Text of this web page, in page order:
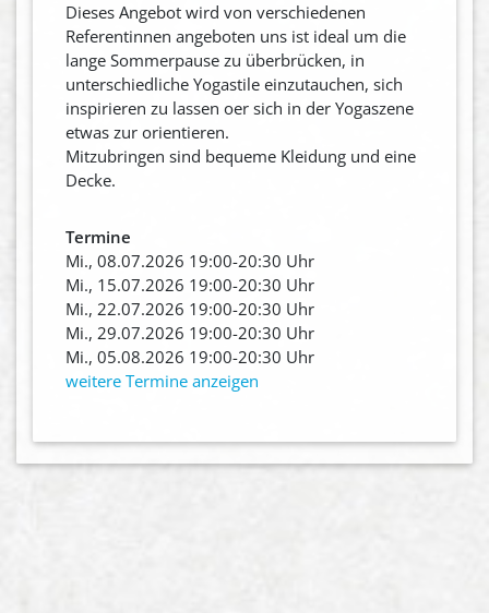
Dieses Angebot wird von verschiedenen
Referentinnen angeboten uns ist ideal um die
lange Sommerpause zu überbrücken, in
unterschiedliche Yogastile einzutauchen, sich
inspirieren zu lassen oer sich in der Yogaszene
etwas zur orientieren.
Mitzubringen sind bequeme Kleidung und eine
Decke.
Termine
Mi., 08.07.2026 19:00-20:30 Uhr
Mi., 15.07.2026 19:00-20:30 Uhr
Mi., 22.07.2026 19:00-20:30 Uhr
Mi., 29.07.2026 19:00-20:30 Uhr
Mi., 05.08.2026 19:00-20:30 Uhr
weitere Termine anzeigen